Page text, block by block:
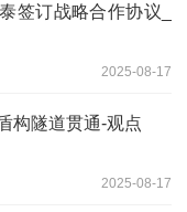
签订战略合作协议_
2025-08-17
构隧道贯通-观点
2025-08-17